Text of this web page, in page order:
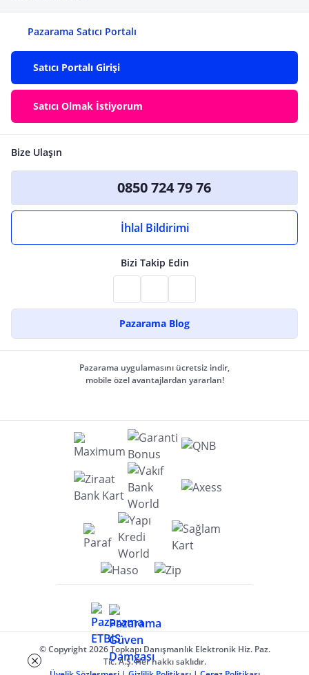
Pazarama Satıcı Portalı
Satıcı Portalı Girişi
Satıcı Olmak İstiyorum
Bize Ulaşın
0850 724 79 76
İhlal Bildirimi
Bizi Takip Edin
Pazarama Blog
Pazarama uygulamasını ücretsiz indir,
mobile özel avantajlardan yararlan!
© Copyright 2026 Topkapı Danışmanlık Elektronik Hiz. Paz.
Tic. A.Ş. Her hakkı saklıdır.